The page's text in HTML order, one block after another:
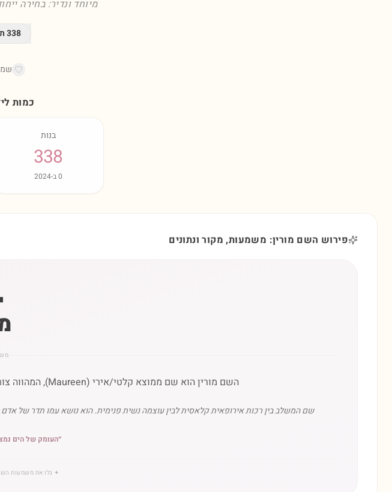
מיוחד ונדיר: בחירה
338
כמות
בנות
338
0ב-2024
פירוש השם מורין: משמעות, מקור ונתונים
השם מורין הוא שם ממוצא קלטי/אירי (Maureen), המהווה צורת הקטנה לשם 'מרים'. פירושו קשור ל'כוכב הים' או 'מרירות אצילה'.
שם המשלב בין רכות אירופאית קלאסית לבין עוצמה נשית פנימית. הוא נושא עמו תדר של
״העומק של הים
✦ גלו את משמעות